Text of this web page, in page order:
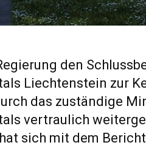
den
Liechtenstein zur
das zuständige
vertraulich
sich mit dem